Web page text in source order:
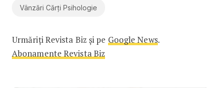
Vânzări Cărți Psihologie
Urmăriți Revista Biz și pe Google News.
Abonamente Revista Biz